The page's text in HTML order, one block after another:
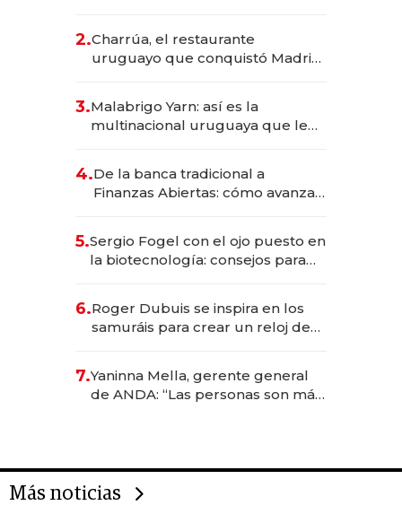
millones
2.Charrúa, el restaurante
uruguayo que conquistó Madrid:
anticipación y prepara apertura
3.Malabrigo Yarn: así es la
multinacional uruguaya que le
4.De la banca tradicional a
Finanzas Abiertas: cómo avanza
5.Sergio Fogel con el ojo puesto en
la biotecnología: consejos para
6.Roger Dubuis se inspira en los
samuráis para crear un reloj de
7.Yaninna Mella, gerente general
de ANDA: “Las personas son más
Más noticias